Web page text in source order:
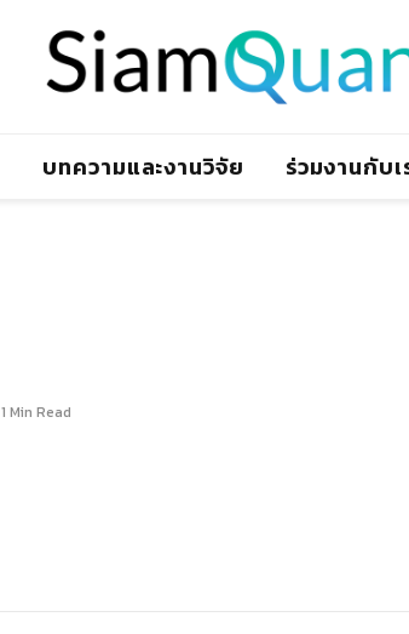
บทความและงานวิจัย ร่วมงานกับเ
1 Min Read